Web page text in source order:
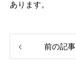
あります。
前の記事